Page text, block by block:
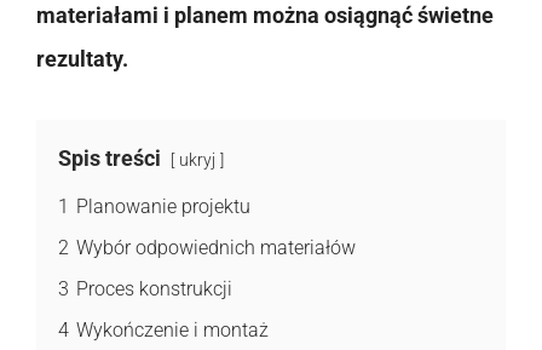
materiałami i planem można osiągnąć świetne
rezultaty.
Spis treści ukryj
1 Planowanie projektu
2 Wybór odpowiednich materiałów
3 Proces konstrukcji
4 Wykończenie i montaż